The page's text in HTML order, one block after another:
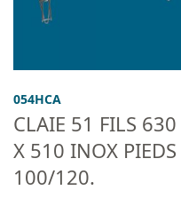
054HCA
CLAIE 51 FILS 630
X 510 INOX PIEDS
100/120.